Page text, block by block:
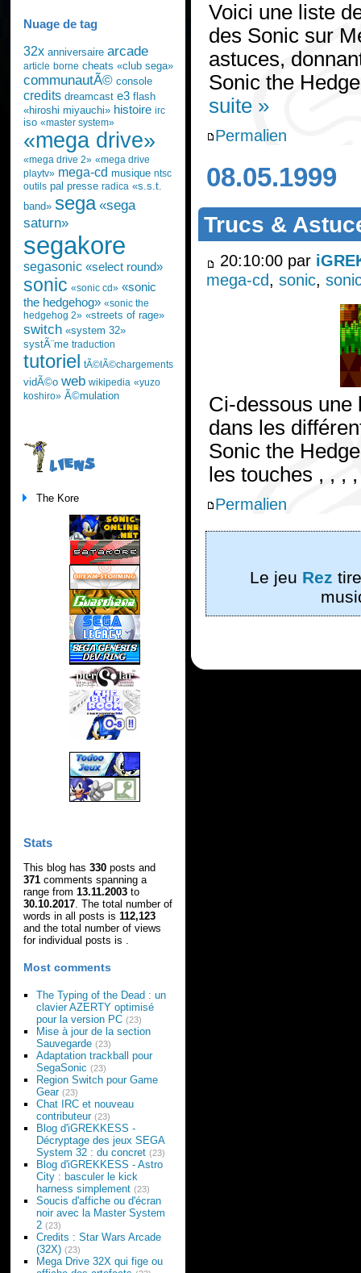
Voici une liste
des Sonic sur
astuces,
Sonic the
suite »
Permalien
08.05.1999
Trucs &
20:10:00 par
mega-cd,sonic,
Ci-dessous une
dans les
Sonic the
les touches , ,
Permalien
Le jeu Rez
Nuage de tag
32x anniversaire arcade
article borne cheats «club sega»
communautÃ© console
credits dreamcast e3 flash
«hiroshi miyauchi» histoire irc
iso «master system»
«mega drive»
«mega drive 2» «mega drive
playtv» mega-cd musique ntsc
outils pal presse radica «s.s.t.
band» sega «sega
saturn»
segakore
segasonic «select round»
sonic «sonic cd» «sonic
the hedgehog» «sonic the
hedgehog 2» «streets of rage»
switch «system 32»
systÃ¨me traduction
tutoriel tÃ©lÃ©chargements
vidÃ©o web wikipedia «yuzo
koshiro» Ã©mulation
LIENS
The Kore
Stats
This blog has 330posts and
371comments spanning a
range from 13.11.2003to
30.10.2017. The total number of
words in all posts is 112,123
and the total number of views
for individual posts is
Most comments
The Typing of the Dead : un
clavier AZERTY optimisé
pour la version PC (23)
Mise à jour de la section
Sauvegarde (23)
Adaptation trackball pour
SegaSonic (23)
Region Switch pour Game
Gear (23)
Chat IRC et nouveau
contributeur (23)
Blog d'iGREKKESS -
Décryptage des jeux SEGA
System 32 : du concret (23)
Blog d'iGREKKESS - Astro
City : basculer le kick
harness simplement (23)
Soucis d'affiche ou d'écran
noir avec la Master System
2 (23)
Credits : Star Wars Arcade
(32X) (23)
Mega Drive 32X qui fige ou